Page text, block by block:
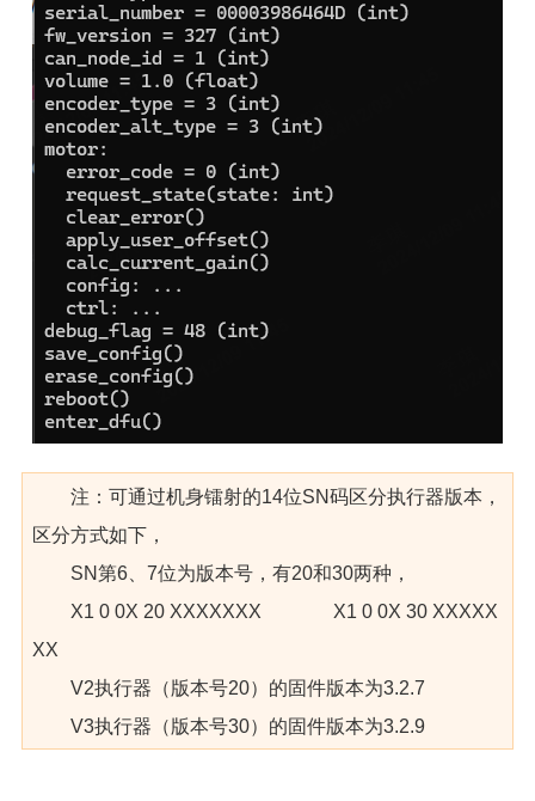
注：可通过机身镭射的14位SN码区分执行器版本，
区分方式如下，
SN第6、7位为版本号，有20和30两种，
X1 0 0X 20 XXXXXXX X1 0 0X 30 XXXXX
XX
V2执行器（版本号20）的固件版本为3.2.7
V3执行器（版本号30）的固件版本为3.2.9